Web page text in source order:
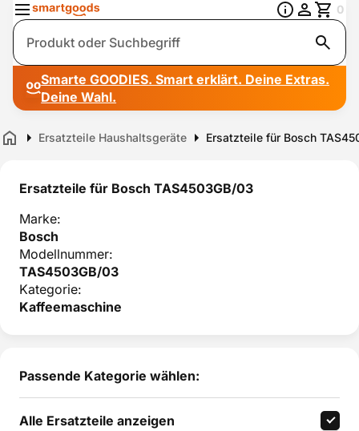
Suche
0
Smarte GOODIES. Smart erklärt. Deine Extras.
Deine Wahl.
Home Ersatzteile Haushaltsgeräte Ersatzteile für Bosch
Ersatzteile für Bosch TAS4503GB/03
Marke:
Bosch
Modellnummer:
TAS4503GB/03
Kategorie:
Kaffeemaschine
Passende Kategorie wählen:
Alle Ersatzteile anzeigen